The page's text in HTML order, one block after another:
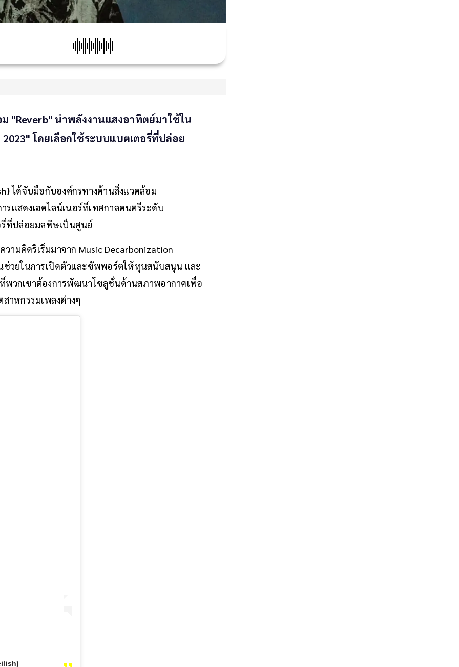
"Reverb" นำพลังงานแสงอาทิตย์มาใช้ใน
โดยเลือกใช้ระบบแบตเตอรี่ที่ปล่อย
ได้จับมือกับองค์กรทางด้านสิ่งแวดล้อม
รแสดงเฮดไลน์เนอร์ที่เทศกาลดนตรีระดับ
ที่ปล่อยมลพิษเป็นศูนย์
ามคิดริเริ่มมาจาก Music Decarbonization
ช่วยในการเปิดตัวและซัพพอร์ตให้ทุนสนับสนุน และ
พวกเขาต้องการพัฒนาโซลูชั่นด้านสภาพอากาศเพื่อ
าหกรรมเพลงต่างๆ